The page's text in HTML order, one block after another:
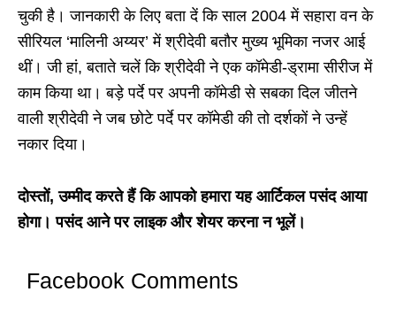
चुकी है। जानकारी के लिए बता दें कि साल 2004 में सहारा वन के
सीरियल ‘मालिनी अय्यर’ में श्रीदेवी बतौर मुख्य भूमिका नजर आई
थीं। जी हां, बताते चलें कि श्रीदेवी ने एक कॉमेडी-ड्रामा सीरीज में
काम किया था। बड़े पर्दे पर अपनी कॉमेडी से सबका दिल जीतने
वाली श्रीदेवी ने जब छोटे पर्दे पर कॉमेडी की तो दर्शकों ने उन्हें
नकार दिया।
दोस्तों, उम्मीद करते हैं कि आपको हमारा यह आर्टिकल पसंद आया
होगा। पसंद आने पर लाइक और शेयर करना न भूलें।
Facebook Comments